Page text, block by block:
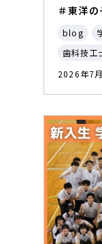
＃東洋の
blog
歯科技工
2026年7